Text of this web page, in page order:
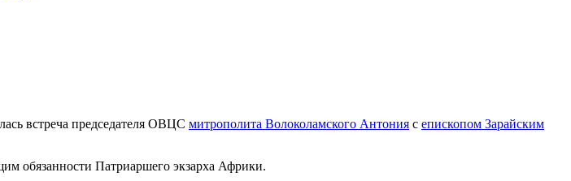
встреча председателя ОВЦС митрополита Волоколамского Антония с епископом Зарайским
обязанности Патриаршего экзарха Африки.